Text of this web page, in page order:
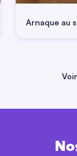
Arnaque au